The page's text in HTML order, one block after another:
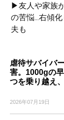
▶友人や家族
の苦悩...右傾
夫も
虐待サバイバ
害。1000gの
つを乗り越え
2026年07月19日